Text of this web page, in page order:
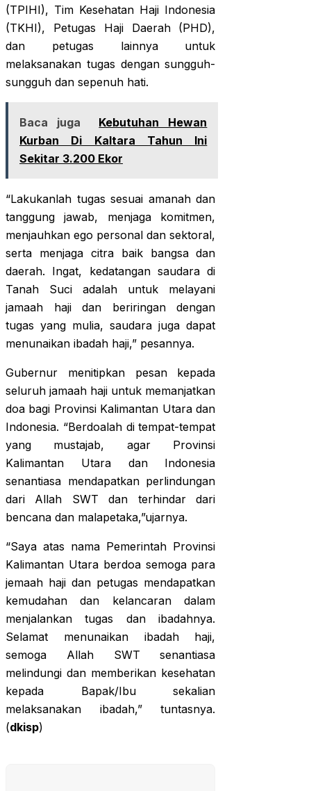
(TPIHI), Tim Kesehatan Haji Indonesia
(TKHI), Petugas Haji Daerah (PHD),
dan petugas lainnya untuk
melaksanakan tugas dengan sungguh-
sungguh dan sepenuh hati.
Baca juga
Kebutuhan Hewan
Kurban Di Kaltara Tahun Ini
Sekitar 3.200 Ekor
“Lakukanlah tugas sesuai amanah dan
tanggung jawab, menjaga komitmen,
menjauhkan ego personal dan sektoral,
serta menjaga citra baik bangsa dan
daerah. Ingat, kedatangan saudara di
Tanah Suci adalah untuk melayani
jamaah haji dan beriringan dengan
tugas yang mulia, saudara juga dapat
menunaikan ibadah haji,” pesannya.
Gubernur menitipkan pesan kepada
seluruh jamaah haji untuk memanjatkan
doa bagi Provinsi Kalimantan Utara dan
Indonesia. “Berdoalah di tempat-tempat
yang mustajab, agar Provinsi
Kalimantan Utara dan Indonesia
senantiasa mendapatkan perlindungan
dari Allah SWT dan terhindar dari
bencana dan malapetaka,”ujarnya.
“Saya atas nama Pemerintah Provinsi
Kalimantan Utara berdoa semoga para
jemaah haji dan petugas mendapatkan
kemudahan dan kelancaran dalam
menjalankan tugas dan ibadahnya.
Selamat menunaikan ibadah haji,
semoga Allah SWT senantiasa
melindungi dan memberikan kesehatan
kepada Bapak/Ibu sekalian
melaksanakan ibadah,” tuntasnya.
(dkisp)